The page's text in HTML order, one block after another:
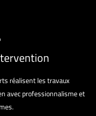
réalisent les travaux
avec professionnalisme et